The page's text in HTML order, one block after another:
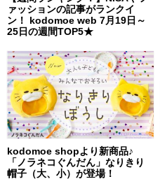
ァッションの記事がランクイ
ン！ kodomoe web 7月19日～
25日の週間TOP5★
kodomoe shopより新商品♪
「ノラネコぐんだん」なりきり
帽子（大、小）が登場！